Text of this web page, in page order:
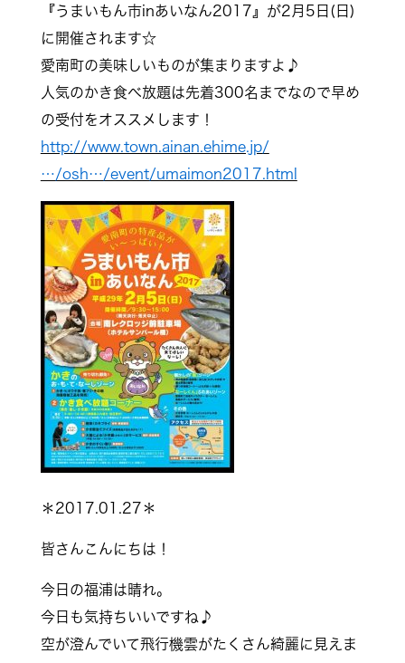
『うまいもん市inあいなん2017』が2月5日(日)
に開催されます☆
愛南町の美味しいものが集まりますよ♪
人気のかき食べ放題は先着300名までなので早め
の受付をオススメします！
http://www.town.ainan.ehime.jp/
…/osh…/event/umaimon2017.html
＊2017.01.27＊
皆さんこんにちは！
今日の福浦は晴れ。
今日も気持ちいいですね♪
空が澄んでいて飛行機雲がたくさん綺麗に見えま